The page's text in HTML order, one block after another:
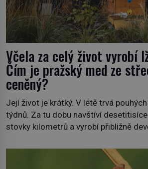
Včela za celý život vyrobí
Čím je pražský med ze
ceněný?
Její život je krátký. V létě trvá
týdnů. Za tu dobu navštíví
stovky kilometrů a vyrobí přibližně
bezvýznamná. Teprve když se spojí s
tisíc příslušnic svého včelstva, vznikne